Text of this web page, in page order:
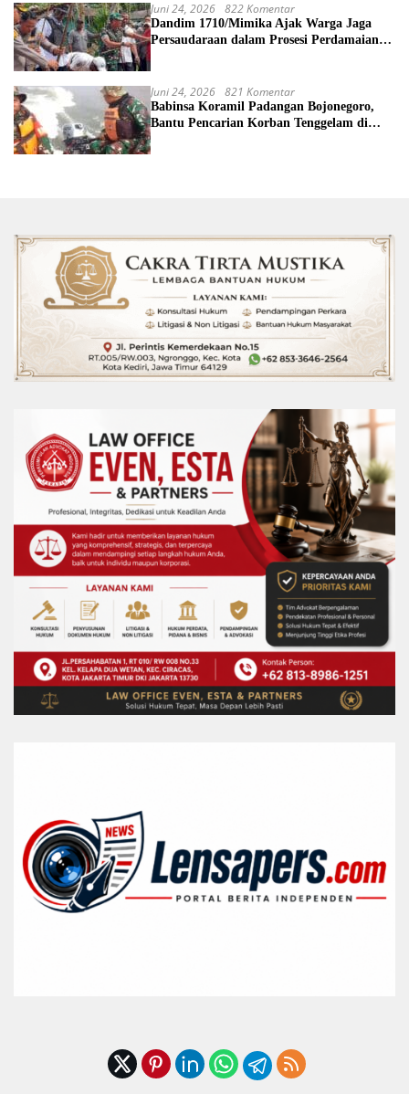
Juni 24, 2026 822 Komentar
Dandim 1710/Mimika Ajak Warga Jaga
Persaudaraan dalam Prosesi Perdamaian
Juni 24, 2026 821 Komentar
Babinsa Koramil Padangan Bojonegoro,
Bantu Pencarian Korban Tenggelam di